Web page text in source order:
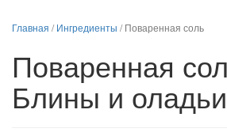
Главная /Ингредиенты /Поваренная соль
Поваренная
Блины и оладьи